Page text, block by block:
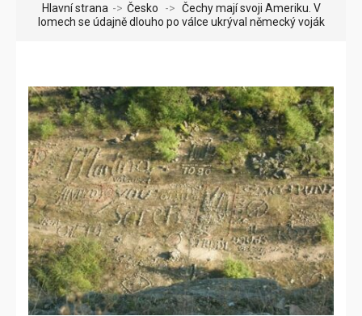
Hlavní strana -> Česko -> Čechy mají svoji Ameriku. V
lomech se údajně dlouho po válce ukrýval německý voják